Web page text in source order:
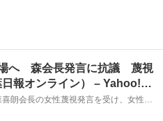
場へ 森会長発言に抗議 蔑視
報オンライン） – Yahoo!ニ
東京五輪・パラリンピック組織委員会の森喜朗会長の女性蔑視発言を受け、女性県議6人が10日、女性の社会進出を訴える白のジャケットを身に着けて開会中の県議会に臨んだ。一般質問で男女共同参画について県の